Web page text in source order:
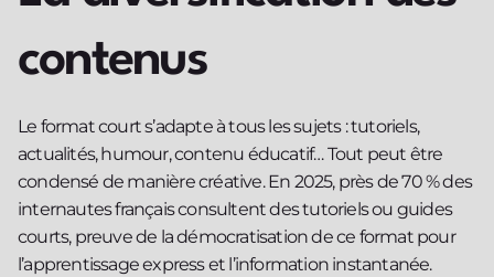
contenus
Le format court s’adapte à tous les sujets : tutoriels,
actualités, humour, contenu éducatif… Tout peut être
condensé de manière créative. En 2025, près de 70 % des
internautes français consultent des tutoriels ou guides
courts, preuve de la démocratisation de ce format pour
l’apprentissage express et l’information instantanée.